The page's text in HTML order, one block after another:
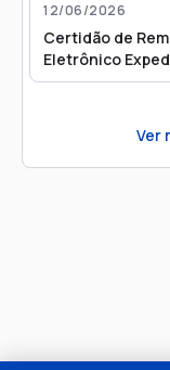
12/06/2026
Certidão de
Eletrônico
Intimação para
Ver